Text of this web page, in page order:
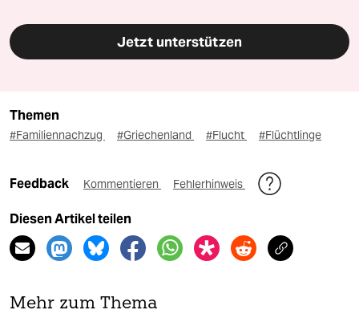
Jetzt unterstützen
Themen
#Familiennachzug #Griechenland #Flucht #Flüchtlinge
Feedback Kommentieren Fehlerhinweis
Diesen Artikel teilen
Mehr zum Thema